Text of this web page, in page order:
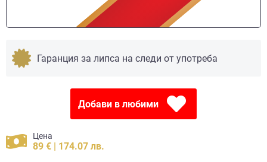
Гаранция за липса на следи от употреба
Добави в любими
Цена
89 € | 174.07 лв.